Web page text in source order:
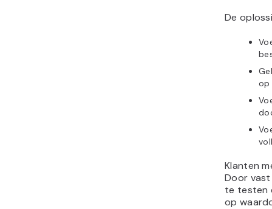
De
op
Klanten
Door vast
te testen
op